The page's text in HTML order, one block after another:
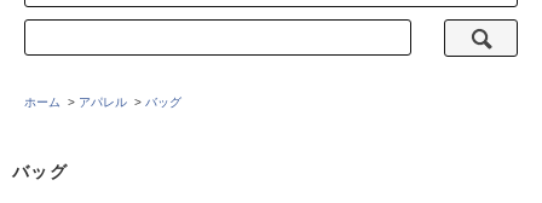
ホーム > アパレル > バッグ
バッグ